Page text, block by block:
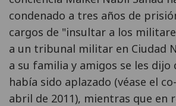
condenado a tres años de
cargos de "insultar a los
a un tribunal militar en Ciudad
a su familia y amigos se les dijo
había sido aplazado (véase el
abril de 2011), mientras que en